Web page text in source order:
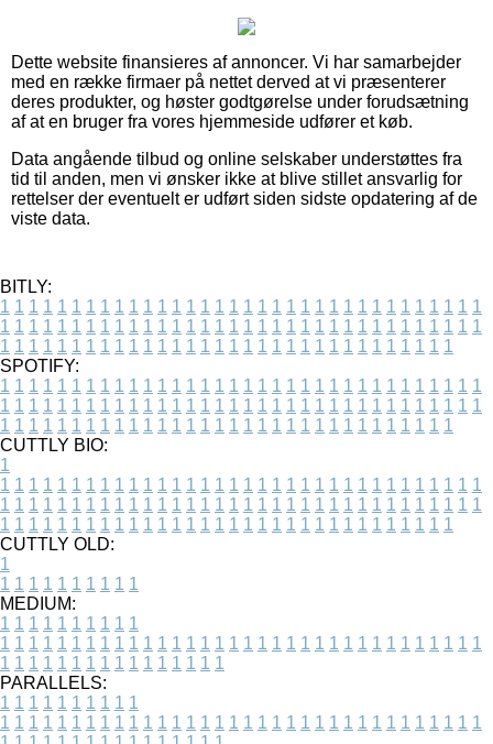
Dette website finansieres af annoncer. Vi har samarbejder
med en række firmaer på nettet derved at vi præsenterer
deres produkter, og høster godtgørelse under forudsætning
af at en bruger fra vores hjemmeside udfører et køb.
Data angående tilbud og online selskaber understøttes fra
tid til anden, men vi ønsker ikke at blive stillet ansvarlig for
rettelser der eventuelt er udført siden sidste opdatering af de
viste data.
BITLY:
1 1 1 1 1 1 1 1 1 1 1 1 1 1 1 1 1 1 1 1 1 1 1 1 1 1 1 1 1 1 1 1 1 1
1 1 1 1 1 1 1 1 1 1 1 1 1 1 1 1 1 1 1 1 1 1 1 1 1 1 1 1 1 1 1 1 1 1
1 1 1 1 1 1 1 1 1 1 1 1 1 1 1 1 1 1 1 1 1 1 1 1 1 1 1 1 1 1 1 1
SPOTIFY:
1 1 1 1 1 1 1 1 1 1 1 1 1 1 1 1 1 1 1 1 1 1 1 1 1 1 1 1 1 1 1 1 1 1
1 1 1 1 1 1 1 1 1 1 1 1 1 1 1 1 1 1 1 1 1 1 1 1 1 1 1 1 1 1 1 1 1 1
1 1 1 1 1 1 1 1 1 1 1 1 1 1 1 1 1 1 1 1 1 1 1 1 1 1 1 1 1 1 1 1
CUTTLY BIO:
1
1 1 1 1 1 1 1 1 1 1 1 1 1 1 1 1 1 1 1 1 1 1 1 1 1 1 1 1 1 1 1 1 1 1
1 1 1 1 1 1 1 1 1 1 1 1 1 1 1 1 1 1 1 1 1 1 1 1 1 1 1 1 1 1 1 1 1 1
1 1 1 1 1 1 1 1 1 1 1 1 1 1 1 1 1 1 1 1 1 1 1 1 1 1 1 1 1 1 1 1
CUTTLY OLD:
1
1 1 1 1 1 1 1 1 1 1
MEDIUM:
1 1 1 1 1 1 1 1 1 1
1 1 1 1 1 1 1 1 1 1 1 1 1 1 1 1 1 1 1 1 1 1 1 1 1 1 1 1 1 1 1 1 1 1
1 1 1 1 1 1 1 1 1 1 1 1 1 1 1 1
PARALLELS:
1 1 1 1 1 1 1 1 1 1
1 1 1 1 1 1 1 1 1 1 1 1 1 1 1 1 1 1 1 1 1 1 1 1 1 1 1 1 1 1 1 1 1 1